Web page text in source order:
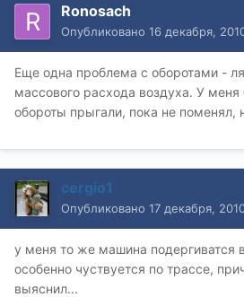
Ronosach
Опубликовано 16 декабря,
Еще одна проблема с оборотами -
массового расхода воздуха. У
обороты прыгали, пока не поменял,
cergio1
Опубликовано 17 декабря,
у меня то же машина подергиватся
особенно чуствуется по трассе,
выяснил...